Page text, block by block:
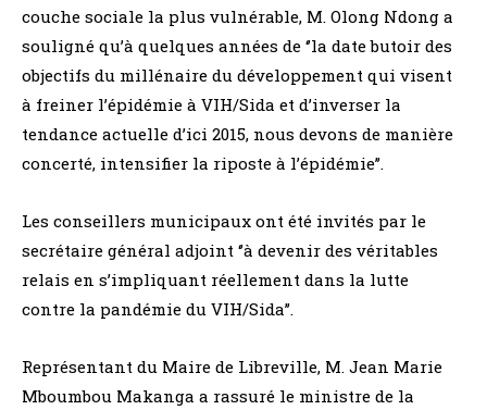
couche sociale la plus vulnérable, M. Olong Ndong a
souligné qu’à quelques années de ‘’la date butoir des
objectifs du millénaire du développement qui visent
à freiner l’épidémie à VIH/Sida et d’inverser la
tendance actuelle d’ici 2015, nous devons de manière
concerté, intensifier la riposte à l’épidémie’’.
Les conseillers municipaux ont été invités par le
secrétaire général adjoint ‘’à devenir des véritables
relais en s’impliquant réellement dans la lutte
contre la pandémie du VIH/Sida’’.
Représentant du Maire de Libreville, M. Jean Marie
Mboumbou Makanga a rassuré le ministre de la